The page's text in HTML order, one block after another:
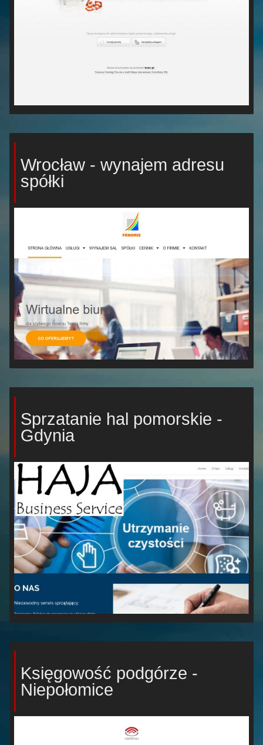
Wrocław - wynajem adresu
spółki
Sprzatanie hal pomorskie -
Gdynia
Księgowość podgórze -
Niepołomice